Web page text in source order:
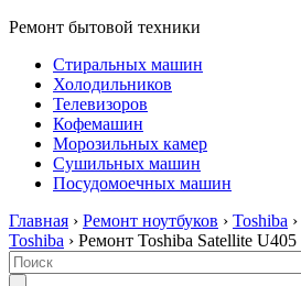
Ремонт бытовой техники
Стиральных машин
Холодильников
Телевизоров
Кофемашин
Морозильных камер
Сушильных машин
Посудомоечных машин
Главная › Ремонт ноутбуков › Toshiba ›
Toshiba › Ремонт Toshiba Satellite U405